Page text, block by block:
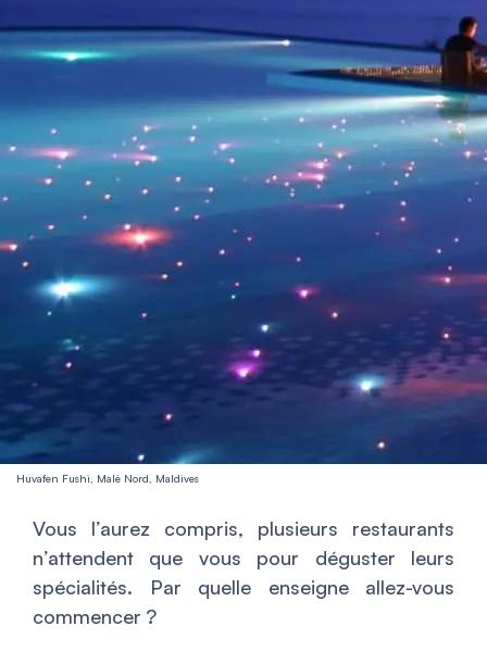
Huvafen Fushi, Malé Nord, Maldives
Vous l’aurez compris, plusieurs restaurants
n’attendent que vous pour déguster leurs
spécialités. Par quelle enseigne allez-vous
commencer ?